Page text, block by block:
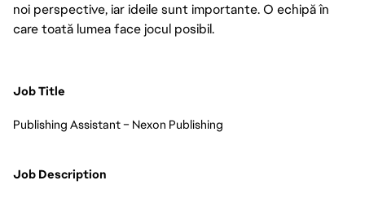
noi perspective, iar ideile sunt importante. O echipă în
care toată lumea face jocul posibil.
Job Title
Publishing Assistant – Nexon Publishing
Job Description